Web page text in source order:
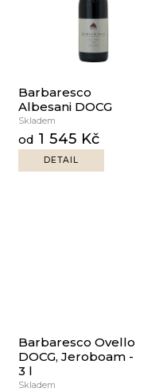
Barbaresco
Albesani DOCG
Skladem
od 1 545 Kč
DETAIL
Barbaresco Ovello
DOCG, Jeroboam -
3 l
Skladem